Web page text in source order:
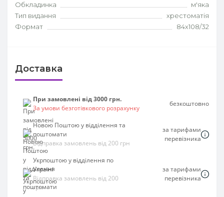
Обкладинка
м'яка
Тип видання
хрестоматія
Формат
84х108/32
Доставка
При замовлені від 3000 грн.
За умови безготівкового розрахунку
безкоштовно
Новою Поштою у відділення та
поштомати
Відправка замовлень від 200 грн
за тарифами
перевізника
Укрпоштою у відділення по
Україні
Відправка замовлень від 200
грн
за тарифами
перевізника